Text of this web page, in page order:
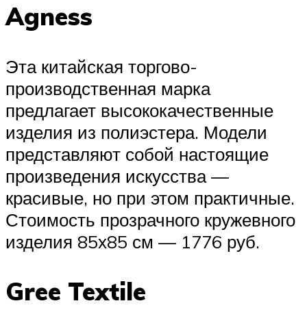
Agness
Эта китайская торгово-
производственная марка
предлагает высококачественные
изделия из полиэстера. Модели
представляют собой настоящие
произведения искусства —
красивые, но при этом практичные.
Стоимость прозрачного кружевного
изделия 85х85 см — 1776 руб.
Gree Textile